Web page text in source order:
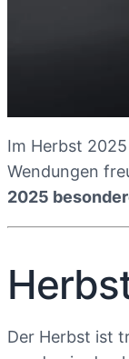
Im Herbst
Wendungen
2025
Der Herbst ist